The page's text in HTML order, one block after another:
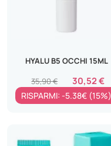
HYALU B5 OCCHI 15ML
30,52 €
35,90 €
RISPARMI: -5.38€ (15%)